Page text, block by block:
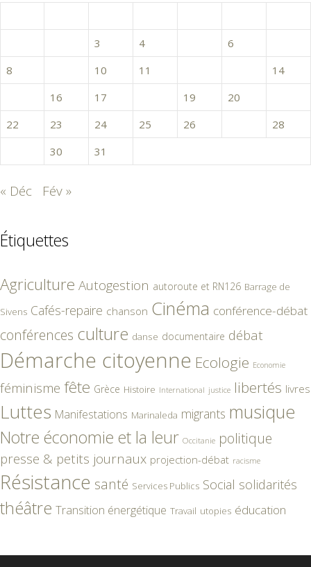
3 4 6
8
10 11
14
16 17 19 20
22
23 24 25 26
28
30 31
« Déc Fév »
Étiquettes
Agriculture Autogestion autoroute et RN126 Barrage de
Sivens Cafés-repaire chanson Cinéma conférence-débat
conférences culture danse documentaire débat
Démarche citoyenne Ecologie Economie
féminisme fête Grèce Histoire International justice libertés livres
Luttes Manifestations Marinaleda migrants musique
Notre économie et la leur Occitanie politique
presse & petits journaux projection-débat racisme
Résistance santé Services Publics Social solidarités
théâtre Transition énergétique Travail utopies éducation